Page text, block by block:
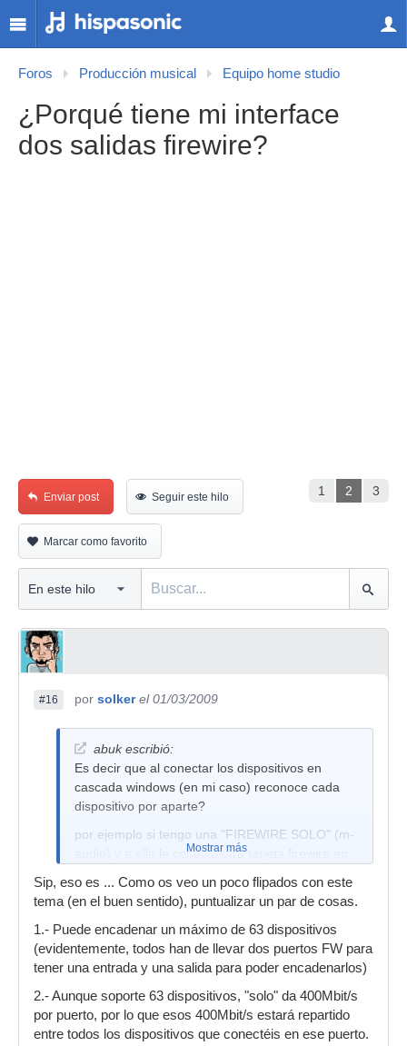
Foros Producción musical Equipo home studio
¿Porqué tiene mi interface
dos salidas firewire?
1 2 3
Enviar post Seguir este hilo
Marcar como favorito
#16 por solker el 01/03/2009
abuk escribió:
Es decir que al conectar los dispositivos en
cascada windows (en mi caso) reconoce cada
dispositivo por aparte?
por ejemplo si tengo una "FIREWIRE SOLO" (m-
audio) y a ella le conecto otra tarjeta firewire en
tarjetas por separado?
Mostrar más
Sip, eso es ... Como os veo un poco flipados con este
tema (en el buen sentido), puntualizar un par de cosas.
1.- Puede encadenar un máximo de 63 dispositivos
(evidentemente, todos han de llevar dos puertos FW para
tener una entrada y una salida para poder encadenarlos)
2.- Aunque soporte 63 dispositivos, "solo" da 400Mbit/s
por puerto, por lo que esos 400Mbit/s estará repartido
entre todos los dispositivos que conectéis en ese puerto.